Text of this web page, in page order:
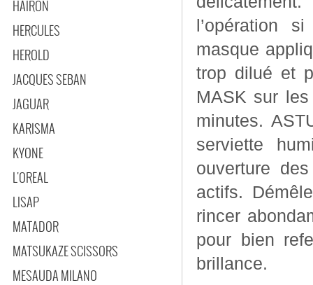
HAIRON
HERCULES
HEROLD
JACQUES SEBAN
JAGUAR
KARISMA
KYONE
L'OREAL
LISAP
MATADOR
MATSUKAZE SCISSORS
MESAUDA MILANO
l’opération
masque
trop dilué et
MASK sur
minutes. ASTUCE PRO : Envelopper la chevelure dans une
serviette
ouverture
actifs.
rincer
pour bien
brillance.